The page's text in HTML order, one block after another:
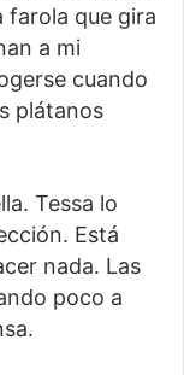
farola que gira
a mi
cuando
plátanos
Tessa lo
Está
nada. Las
poco a